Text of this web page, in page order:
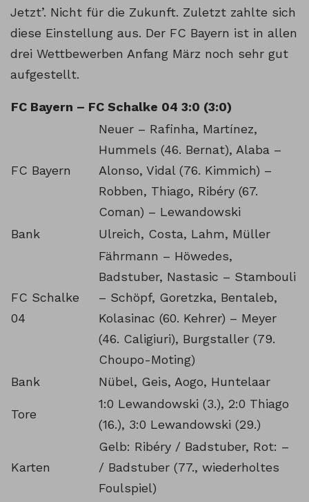
Jetzt’. Nicht für die Zukunft. Zuletzt zahlte sich
diese Einstellung aus. Der FC Bayern ist in allen
drei Wettbewerben Anfang März noch sehr gut
aufgestellt.
FC Bayern – FC Schalke 04 3:0 (3:0)
FC Bayern
Neuer – Rafinha, Martínez,
Hummels (46. Bernat), Alaba –
Alonso, Vidal (76. Kimmich) –
Robben, Thiago, Ribéry (67.
Coman) – Lewandowski
Bank
Ulreich, Costa, Lahm, Müller
FC Schalke
04
Fährmann – Höwedes,
Badstuber, Nastasic – Stambouli
– Schöpf, Goretzka, Bentaleb,
Kolasinac (60. Kehrer) – Meyer
(46. Caligiuri), Burgstaller (79.
Choupo-Moting)
Bank
Nübel, Geis, Aogo, Huntelaar
Tore
1:0 Lewandowski (3.), 2:0 Thiago
(16.), 3:0 Lewandowski (29.)
Karten
Gelb: Ribéry / Badstuber, Rot: –
/ Badstuber (77., wiederholtes
Foulspiel)